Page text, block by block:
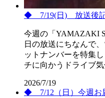
◆ 7/19(日) 放送後記
今週の「YAMAZAKI
日の放送にちなんで、
ットナンバーを特集
チに向かうドライブ
2026/7/19
◆ 7/12（日）今週お